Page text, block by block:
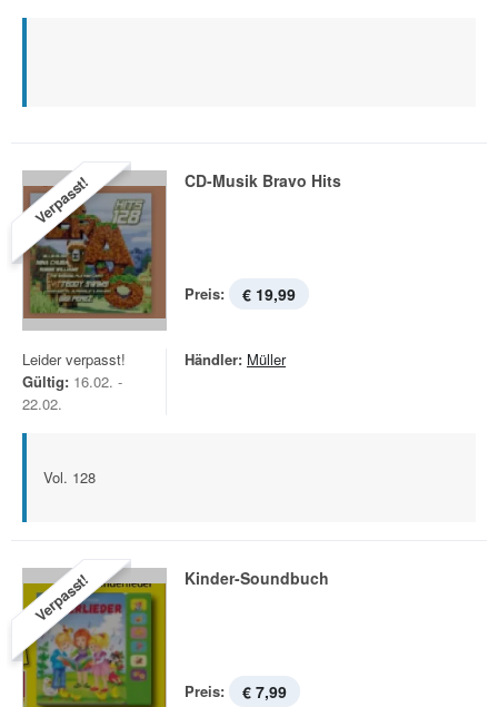
Verpasst! CD-Musik Bravo Hits
Preis: € 19,99
Leider verpasst!
Gültig: 16.02. -
22.02.
Händler: Müller
Vol. 128
Verpasst! Kinder-Soundbuch
Preis: € 7,99